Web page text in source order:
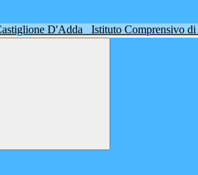
Istituto Comprensivo